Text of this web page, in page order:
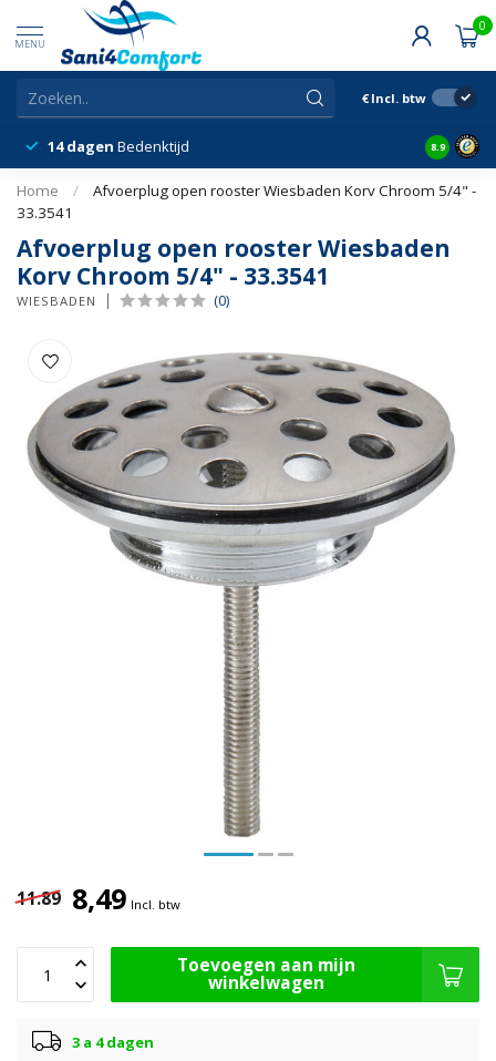
MENU
0
€ Incl. btw
14 dagen Bedenktijd Snelle
8.9
Home /
Afvoerplug open rooster Wiesbaden Korv Chroom 5/4" -
33.3541
Afvoerplug open rooster Wiesbaden
Korv Chroom 5/4" - 33.3541
WIESBADEN (0)
11.89 8,49 Incl. btw
Toevoegen aan mijn
winkelwagen
3 a 4 dagen